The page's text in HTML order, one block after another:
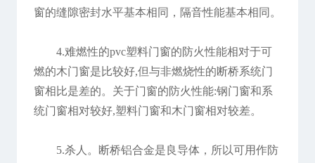
窗的缝隙密封水平基本相同，隔音性能基本相同。
4.难燃性的pvc塑料门窗的防火性能相对于可
燃的木门窗是比较好,但与非燃烧性的断桥系统门
窗相比是差的。关于门窗的防火性能:钢门窗和系
统门窗相对较好,塑料门窗和木门窗相对较差。
5.杀人。断桥铝合金是良导体，所以可用作防